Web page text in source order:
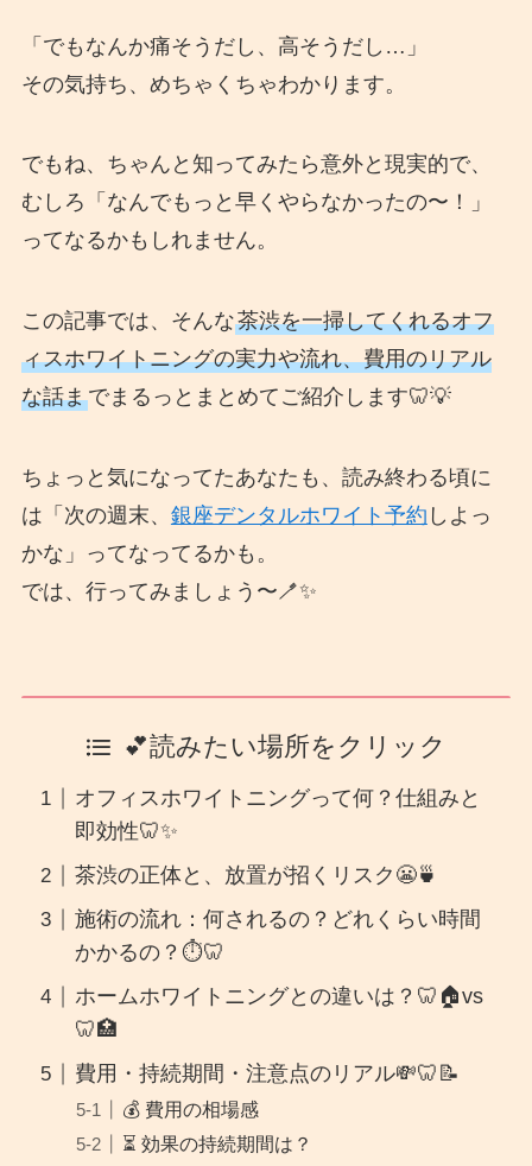
「でもなんか痛そうだし、高そうだし…」
その気持ち、めちゃくちゃわかります。
でもね、ちゃんと知ってみたら意外と現実的で、
むしろ「なんでもっと早くやらなかったの〜！」
ってなるかもしれません。
この記事では、そんな茶渋を一掃してくれるオフ
ィスホワイトニングの実力や流れ、費用のリアル
な話までまるっとまとめてご紹介します🦷💡
ちょっと気になってたあなたも、読み終わる頃に
は「次の週末、 銀座デンタルホワイト予約 しよっ
かな」ってなってるかも。
では、行ってみましょう〜🪥✨
💕読みたい場所をクリック
オフィスホワイトニングって何？仕組みと
即効性🦷✨
茶渋の正体と、放置が招くリスク😬🍵
施術の流れ：何されるの？どれくらい時間
かかるの？⏱️🦷
ホームホワイトニングとの違いは？🦷🏠vs
🦷🏥
費用・持続期間・注意点のリアル💸🦷📝
💰 費用の相場感
⏳ 効果の持続期間は？